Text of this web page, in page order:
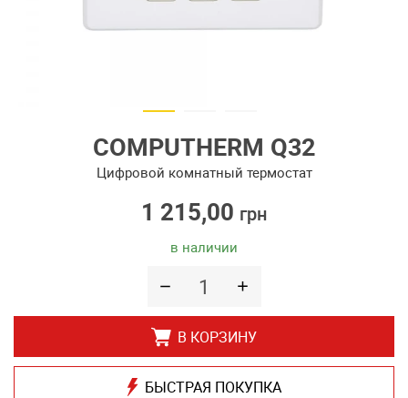
COMPUTHERM Q32
Цифровой комнатный термостат
1 215,00 грн
в наличии
В КОРЗИНУ
БЫСТРАЯ ПОКУПКА